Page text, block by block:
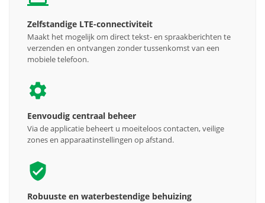
Zelfstandige LTE-connectiviteit
Maakt het mogelijk om direct tekst- en spraakberichten te
verzenden en ontvangen zonder tussenkomst van een
mobiele telefoon.
Eenvoudig centraal beheer
Via de applicatie beheert u moeiteloos contacten, veilige
zones en apparaatinstellingen op afstand.
Robuuste en waterbestendige behuizing